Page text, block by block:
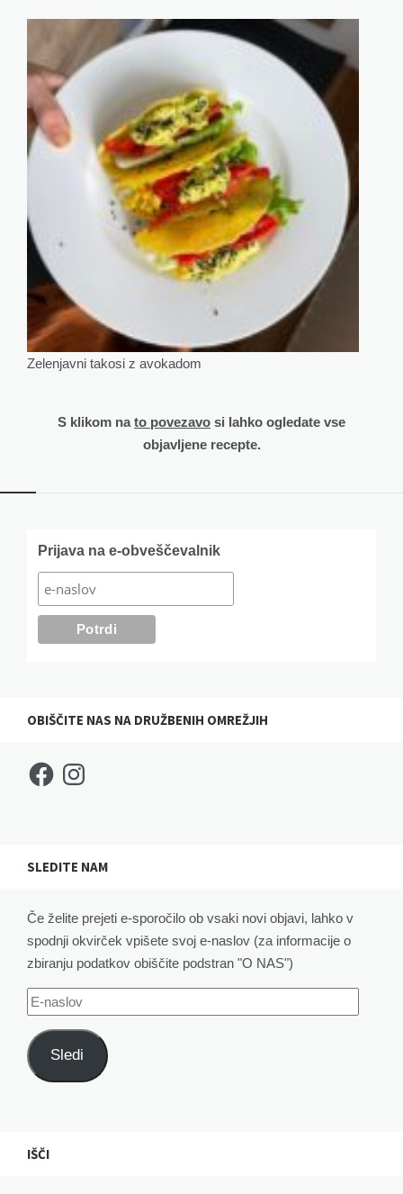
Zelenjavni takosi z avokadom
S klikom nato povezavo si lahko ogledate vse
objavljene recepte.
WidgetsPrijava na e-obveščevalnik
OBIŠČITE NAS NA DRUŽBENIH OMREŽJIH
FacebookInstagram
SLEDITE NAM
Če želite prejeti e-sporočilo ob vsaki novi objavi, lahko v
spodnji okvirček vpišete svoj e-naslov (za informacije o
zbiranju podatkov obiščite podstran "O NAS")
E-
naslov
Sledi
IŠČI